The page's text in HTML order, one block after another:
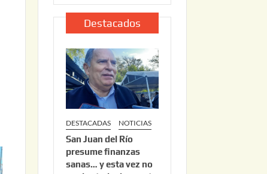
2
6
l
i
o
2
2
,
2
0
2
6
Destacados
DESTACADAS NOTICIAS
San Juan del Río
presume finanzas
sanas… y esta vez no